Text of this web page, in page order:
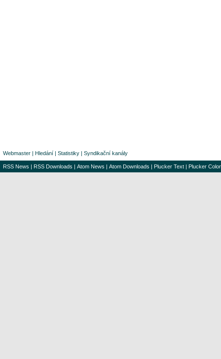
Webmaster | Hledání | Statistiky | Syndikační kanály
RSS News | RSS Downloads | Atom News | Atom Downloads | Plucker Text | Plucker Color